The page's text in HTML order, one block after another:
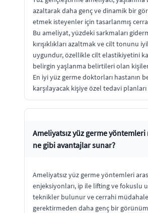
azaltarak daha genç ve dinamik bir
etmek isteyenler için tasarlanmış
Bu ameliyat, yüzdeki sarkmaları
kırışıklıkları azaltmak ve cilt tonunu
uygundur, özellikle cilt elastikiyetini
belirgin yaşlanma belirtileri olan
En iyi yüz germe doktorları hastanın
karşılayacak kişiye özel tedavi
Ameliyatsız yüz germe
ne gibi avantajlar sunar?
Ameliyatsız yüz germe yöntemleri
enjeksiyonları, ip ile lifting ve fokuslu
teknikler bulunur ve cerrahi müdahale
gerektirmeden daha genç bir